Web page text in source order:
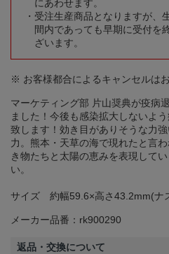
にあわせます。
受注生産商品となりますが、
間内であっても早期に受付を
ざいます。
※ お客様都合によるキャンセルは
マーケティング部 片山奨典が疫病
ました！今後も感染拡大しないよ
致します！効き目がありそうな力
力。熊本・天草の海で現れたと言
き物たちと太陽の恵みを表現して
い。
サイズ 約幅59.6×高さ43.2mm(ナ
メーカー品番：rk900290
返品・交換について